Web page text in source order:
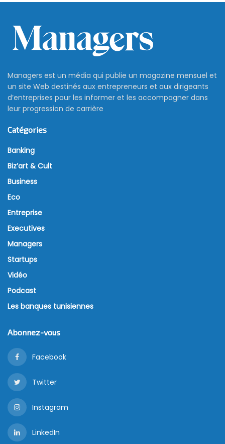
Managers est un média qui publie un magazine mensuel et
un site Web destinés aux entrepreneurs et aux dirigeants
d’entreprises pour les informer et les accompagner dans
leur progression de carrière
Catégories
Banking
Biz’art & Cult
Business
Eco
Entreprise
Executives
Managers
Startups
Vidéo
Podcast
Les banques tunisiennes
Abonnez-vous
Facebook
Twitter
Instagram
LinkedIn